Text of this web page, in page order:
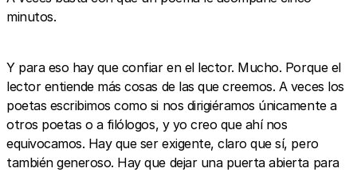
minutos.
Y para eso hay que confiar en el lector. Mucho. Porque el
lector entiende más cosas de las que creemos. A veces los
poetas escribimos como si nos dirigiéra­mos únicamente a
otros poetas o a filólogos, y yo creo que ahí nos
equivocamos. Hay que ser exigente, claro que sí, pero
también generoso. Hay que dejar una puerta abierta para